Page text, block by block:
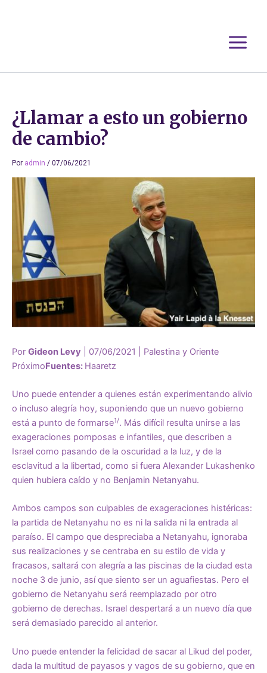
¿Llamar a esto un gobierno
de cambio?
Por admin / 07/06/2021
Por Gideon Levy | 07/06/2021 | Palestina y Oriente
PróximoFuentes: Haaretz
Uno puede entender a quienes están experimentando alivio
o incluso alegría hoy, suponiendo que un nuevo gobierno
está a punto de formarse1/. Más difícil resulta unirse a las
exageraciones pomposas e infantiles, que describen a
Israel como pasando de la oscuridad a la luz, y de la
esclavitud a la libertad, como si fuera Alexander Lukashenko
quien hubiera caído y no Benjamin Netanyahu.
Ambos campos son culpables de exageraciones histéricas:
la partida de Netanyahu no es ni la salida ni la entrada al
paraíso. El campo que despreciaba a Netanyahu, ignoraba
sus realizaciones y se centraba en su estilo de vida y
fracasos, saltará con alegría a las piscinas de la ciudad esta
noche 3 de junio, así que siento ser un aguafiestas. Pero el
gobierno de Netanyahu será reemplazado por otro
gobierno de derechas. Israel despertará a un nuevo día que
será demasiado parecido al anterior.
Uno puede entender la felicidad de sacar al Likud del poder,
dada la multitud de payasos y vagos de su gobierno, que en